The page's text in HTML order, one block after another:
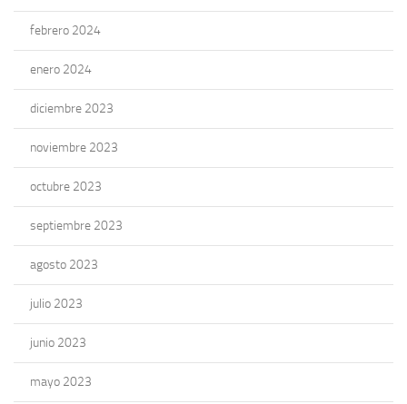
febrero 2024
enero 2024
diciembre 2023
noviembre 2023
octubre 2023
septiembre 2023
agosto 2023
julio 2023
junio 2023
mayo 2023